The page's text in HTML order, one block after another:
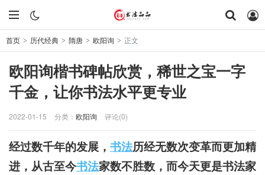
首页 > 历代经典 > 隋唐 > 欧阳询 > 正文
欧阳询楷书碑帖欣赏，稀世之宝一字
千金，让你书法水平更专业
2022-01-15 分类： 欧阳询 评论(0)
经过数千年的发展， 书法历经无数次变革而更加精
进，从古至今书法家数不胜数，而今天更是书法家